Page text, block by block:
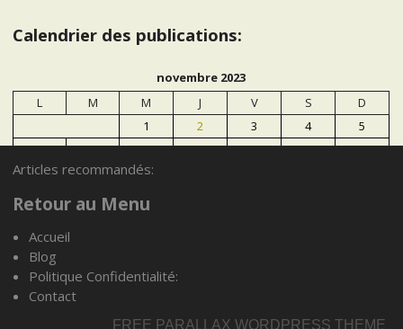
Calendrier des publications:
novembre 2023
L
M M J V S
D
1
2 3 4
5
6
7 8 9 10 11
12
13
14 15
20
Articles recommandés:
Articles recommandés:
Retour au Menu
Accueil
Blog
Politique Confidentialité:
Contact
FREE PARALLAX WORDPRESS THEME